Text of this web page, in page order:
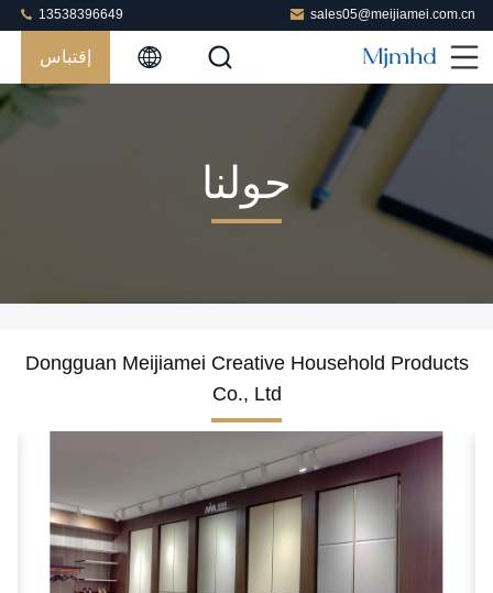
sales05@meijiamei.com.cn
13538396649
إقتباس
حولنا
Dongguan Meijiamei Creative Household Products
Co., Ltd